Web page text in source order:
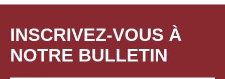
INSCRIVEZ-VOUS À
NOTRE BULLETIN